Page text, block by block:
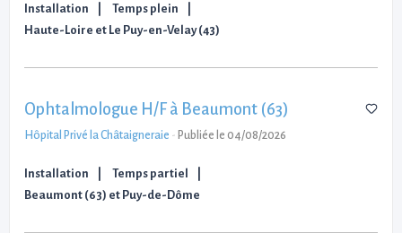
Installation
Temps plein
Haute-Loire et Le Puy-en-Velay (43)
Ophtalmologue H/F à Beaumont (63)
Hôpital Privé la Châtaigneraie - Publiée le 04/08/2026
Installation
Temps partiel
Beaumont (63) et Puy-de-Dôme